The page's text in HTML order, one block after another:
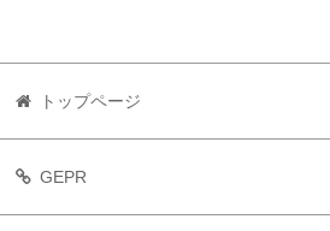
トップページ
GEPR